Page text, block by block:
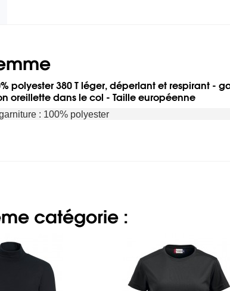
polyester 380 T léger, déperlant et respirant -
oreillette dans le col - Taille européenne
: 100% polyester
catégorie :